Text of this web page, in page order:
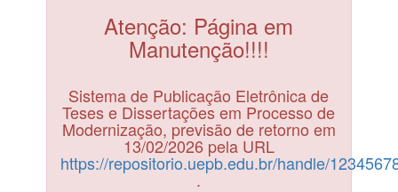
Atenção: Página em
Manutenção!!!!
Sistema de Publicação Eletrônica de
Teses e Dissertações em Processo de
Modernização, previsão de retorno em
13/02/2026 pela URL
https://repositorio.uepb.edu.br/handle/
.